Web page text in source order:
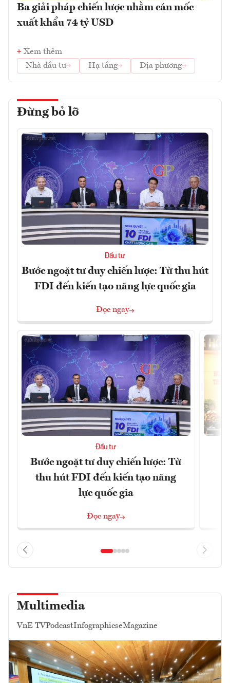
Ba giải pháp chiến lược nhằm cán mốc
xuất khẩu 74 tỷ USD
Xem thêm
Nhà đầu tư
Hạ tầng Địa phương
Đừng bỏ lỡ
Đầu tư
Bước ngoặt tư duy chiến lược: Từ thu hút
FDI đến kiến tạo năng lực quốc gia
Đọc ngay
Đầu tư
Bước ngoặt tư duy chiến lược: Từ
thu hút FDI đến kiến tạo năng
lực quốc gia
Đọc ngay
Multimedia
VnE TVPodcastInfographicseMagazine